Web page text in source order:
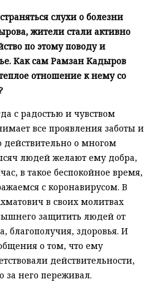
слухи о болезни
жители стали активно
по этому поводу и
Как сам Рамзан Кадыров
отношение к нему со
с радостью и чувством
все проявления заботы и
действительно о многом
людей желают ему добра,
в такое беспокойное время,
с коронавирусом. В
в своих молитвах
защитить людей от
благополучия, здоровья. И
о том, что ему
действительности,
за него переживал.